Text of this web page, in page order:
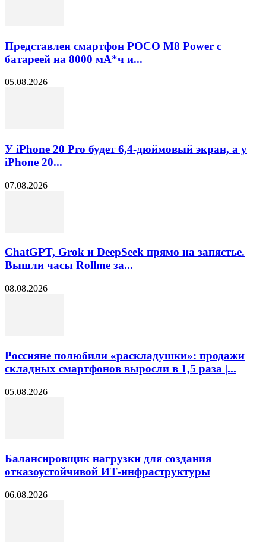
Представлен смартфон POCO M8 Power с
батареей на 8000 мА*ч и...
05.08.2026
У iPhone 20 Pro будет 6,4-дюймовый экран, а у
iPhone 20...
07.08.2026
ChatGPT, Grok и DeepSeek прямо на запястье.
Вышли часы Rollme за...
08.08.2026
Россияне полюбили «раскладушки»: продажи
складных смартфонов выросли в 1,5 раза |...
05.08.2026
Балансировщик нагрузки для создания
отказоустойчивой ИТ-инфраструктуры
06.08.2026